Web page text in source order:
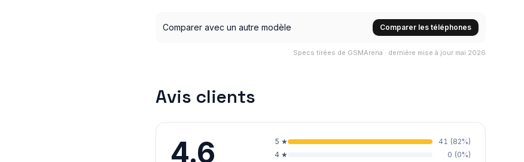
Comparer avec un autre modèle Comparer les téléphones
Specs tirées de GSMArena · dernière mise à jour mai 2026
Avis clients
4.6 5 ★ 41 (82%)
4 ★ 0 (0%)